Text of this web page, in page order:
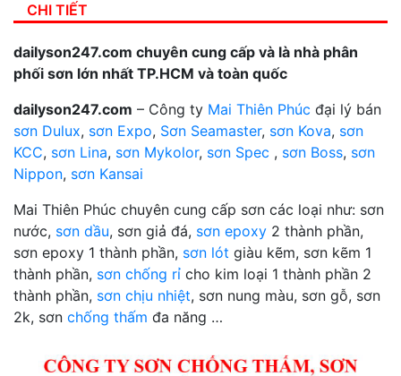
CHI TIẾT
dailyson247.com chuyên cung cấp và là nhà phân
phối sơn lớn nhất TP.HCM và toàn quốc
dailyson247.com – Công ty Mai Thiên Phúc đại lý bán
sơn Dulux, sơn Expo, Sơn Seamaster, sơn Kova, sơn
KCC, sơn Lina, sơn Mykolor, sơn Spec , sơn Boss, sơn
Nippon, sơn Kansai
Mai Thiên Phúc chuyên cung cấp sơn các loại như: sơn
nước, sơn dầu, sơn giả đá, sơn epoxy 2 thành phần,
sơn epoxy 1 thành phần, sơn lót giàu kẽm, sơn kẽm 1
thành phần, sơn chống rỉ cho kim loại 1 thành phần 2
thành phần, sơn chịu nhiệt, sơn nung màu, sơn gỗ, sơn
2k, sơn chống thấm đa năng …